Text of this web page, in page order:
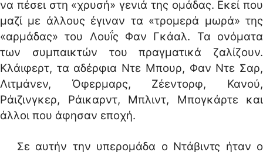
να πέσει στη «χρυσή» γενιά της ομάδας. Εκεί που
μαζί με άλλους έγιναν τα «τρομερά μωρά» της
«αρμάδας» του Λουḯς Φαν Γκάαλ. Τα ονόματα
των συμπαικτών του πραγματικά ζαλίζουν.
Κλάιφερτ, τα αδέρφια Ντε Μπουρ, Φαν Ντε Σαρ,
Λιτμάνεν, Όφερμαρς, Ζέεντορφ, Κανού,
Ράιζινγκερ, Ράικαρντ, Μπλιντ, Μπογκάρτε και
άλλοι που άφησαν εποχή.
Σε αυτήν την υπερομάδα ο Ντάβιντς ήταν ο